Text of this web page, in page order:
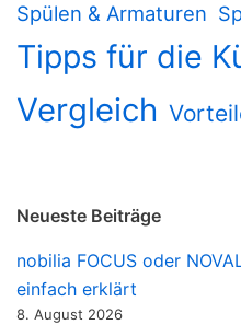
Spülen & Armaturen
Tipps für die
Vergleich
Neueste Beiträge
nobilia FOCUS oder
einfach erklärt
8. August 2026